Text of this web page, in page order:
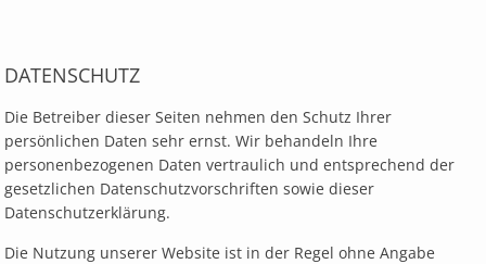
DATENSCHUTZ
Die Betreiber dieser Seiten nehmen den Schutz Ihrer
persönlichen Daten sehr ernst. Wir behandeln Ihre
personenbezogenen Daten vertraulich und entsprechend der
gesetzlichen Datenschutzvorschriften sowie dieser
Datenschutzerklärung.
Die Nutzung unserer Website ist in der Regel ohne Angabe